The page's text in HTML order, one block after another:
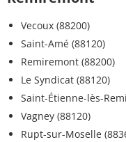
Vecoux (88200)
Saint-Amé (88120)
Remiremont (88200)
Le Syndicat (88120)
Saint-Étienne-lès-
Vagney (88120)
Rupt-sur-Moselle